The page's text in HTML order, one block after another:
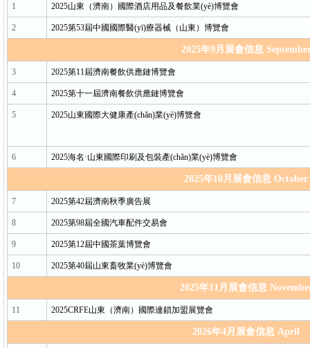
1 2025山東（濟南）國際酒店用品及餐飲業(yè)博覽會
2 2025第53屆中國國際醫(yī)療器械（山東）博覽會
2025年9月展會信息
3 2025第11屆濟南餐飲供應鏈博覽會
4 2025第十一屆濟南餐飲供應鏈博覽會
5 2025山東國際大健康產(chǎn)業(yè)博覽會
6 2025海名·山東國際印刷及包裝產(chǎn)業(yè)博覽會
2025年10月展會信息 October
7 2025第42屆濟南秋季廣告展
8 2025第98屆全國汽車配件交易會
9 2025第12屆中國茶葉博覽會
10 2025第40屆山東畜牧業(yè)博覽會
2025年11月展會信息
11 2025CRFE山東（濟南）國際連鎖加盟展覽會
2026年4月展會信息 April